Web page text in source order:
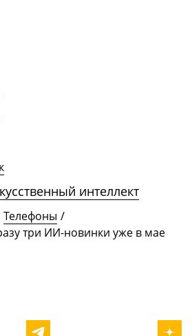
интеллект
Телефоны /
три ИИ-новинки уже в мае